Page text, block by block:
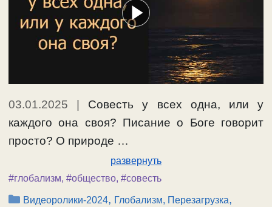
03.01.2025 | Совесть у всех одна, или у
каждого она своя? Писание о Боге говорит
просто? О природе …
развернуть
#глобализм, #общество, #совесть
Рубрики
Видеоролики-2024, Глобализм, Перезагрузка,